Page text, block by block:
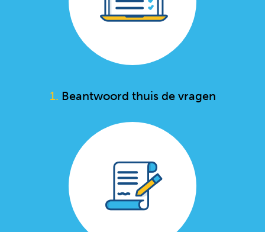
1. Beantwoord thuis de vragen